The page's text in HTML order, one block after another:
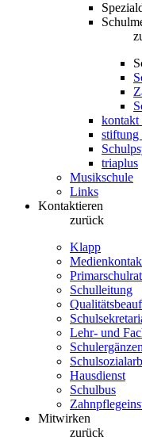
kontakt
stiftung
triaplus
Musikschule
Links
Kontaktieren
zurück
Klapp
Primarschulrat
Schulleitung
Lehr- und
Hausdienst
Schulbus
Mitwirken
zurück